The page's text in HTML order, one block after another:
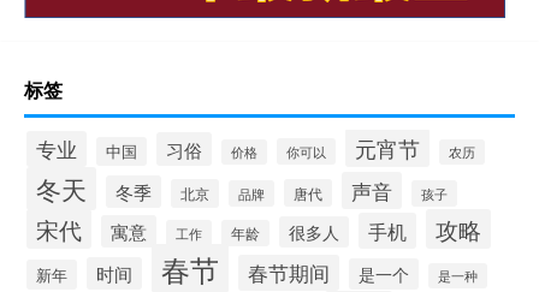
标签
专业 中国 习俗 价格 你可以 元宵节 农历
冬天 冬季 北京 品牌 唐代 声音 孩子
宋代 寓意 工作 年龄 很多人 手机 攻略
新年 时间 春节 春节期间 是一个 是一种